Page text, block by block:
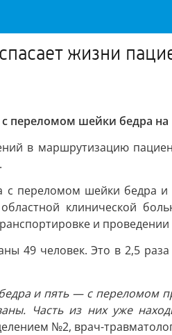
жизни
переломом шейки бедра
в маршрутизацию
с переломом шейки
клинической
и
49 человек. Это в 2,5
и пять — с переломом
Часть из них уже
№2, врач-